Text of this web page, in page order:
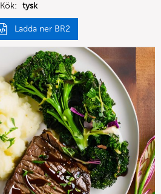
Kök: tysk
Ladda ner BR2